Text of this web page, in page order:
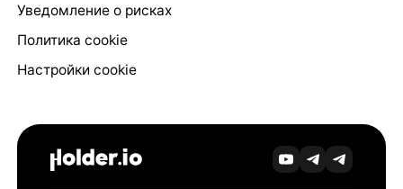
Уведомление о рисках
Политика cookie
Настройки cookie